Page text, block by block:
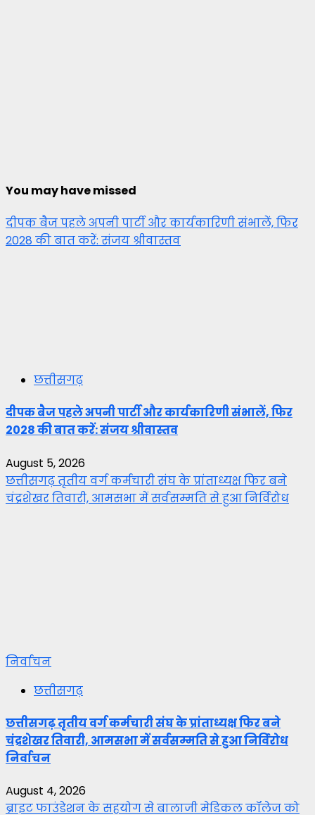
You may have missed
दीपक बैज पहले अपनी पार्टी और कार्यकारिणी संभालें, फिर
2028 की बात करें: संजय श्रीवास्तव
छत्तीसगढ़
दीपक बैज पहले अपनी पार्टी और कार्यकारिणी संभालें, फिर
2028 की बात करें: संजय श्रीवास्तव
August 5, 2026
छत्तीसगढ़ तृतीय वर्ग कर्मचारी संघ के प्रांताध्यक्ष फिर बने
चंद्रशेखर तिवारी, आमसभा में सर्वसम्मति से हुआ निर्विरोध
निर्वाचन
छत्तीसगढ़
छत्तीसगढ़ तृतीय वर्ग कर्मचारी संघ के प्रांताध्यक्ष फिर बने
चंद्रशेखर तिवारी, आमसभा में सर्वसम्मति से हुआ निर्विरोध
निर्वाचन
August 4, 2026
ब्राइट फाउंडेशन के सहयोग से बालाजी मेडिकल कॉलेज को